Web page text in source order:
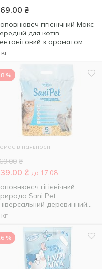
₴
гігієнічний Макс
для котів
з ароматом
5кг
%
в наявності
₴
₴ до 17.08
гігієнічний
Sani Pet
деревинний
%